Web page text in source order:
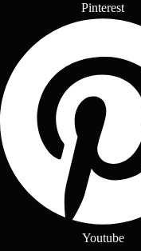
Pinterest
Youtube